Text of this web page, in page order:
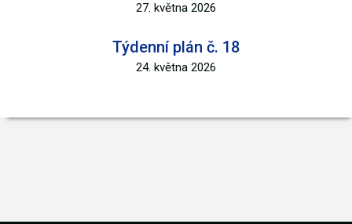
27. května 2026
Týdenní plán č. 18
24. května 2026